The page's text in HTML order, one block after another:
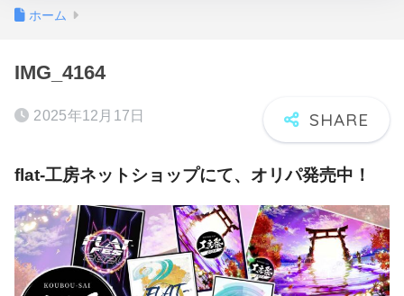
ホーム
IMG_4164
2025年12月17日
flat-工房ネットショップにて、オリパ発売中！